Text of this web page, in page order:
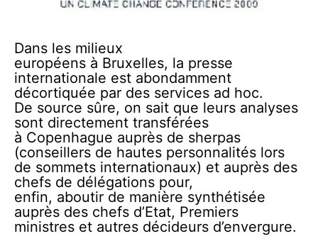
Dans les milieux
européens à Bruxelles, la presse
internationale est abondamment
décortiquée par des services ad hoc.
De source sûre, on sait que leurs analyses
sont directement transférées
à Copenhague auprès de sherpas
(conseillers de hautes personnalités lors
de sommets internationaux) et auprès des
chefs de délégations pour,
enfin, aboutir de manière synthétisée
auprès des chefs d’Etat, Premiers
ministres et autres décideurs d’envergure.